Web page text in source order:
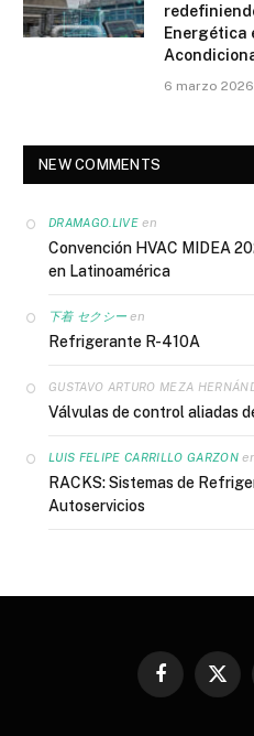
Energética
6 marzo 2026
NEW COMMENTS
DRAMAGO.LIVEen
Convención HVAC MIDEA
en Latinoamérica
下着 セクシー en
Refrigerante R-410A
GUSTAVO ARTURO MEZA
Válvulas de control aliadas
LUIS FELIPE CARRILLO GARZON
RACKS: Sistemas de
Autoservicios
Facebook
X